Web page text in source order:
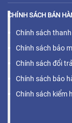
CHÍNH SÁCH BÁN
Chính sách
Chính sách bảo
Chính sách đổi trả
Chính sách bảo
Chính sách kiểm